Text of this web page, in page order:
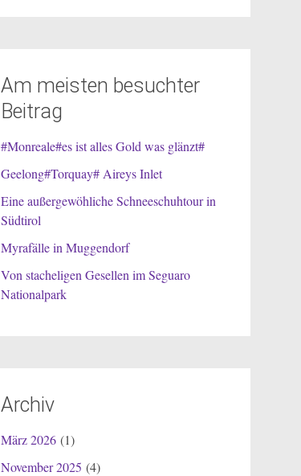
Am meisten besuchter
Beitrag
#Monreale#es ist alles Gold was glänzt#
Geelong#Torquay# Aireys Inlet
Eine außergewöhliche Schneeschuhtour in
Südtirol
Myrafälle in Muggendorf
Von stacheligen Gesellen im Seguaro
Nationalpark
Archiv
März 2026(1)
November 2025 (4)